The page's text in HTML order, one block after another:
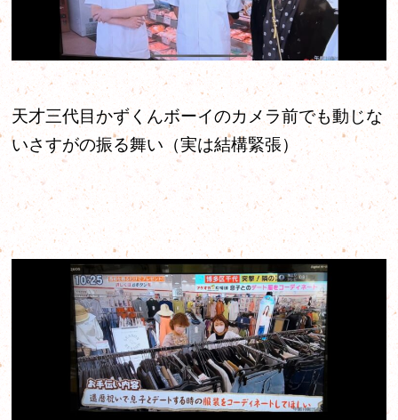
天才三代目かずくんボーイのカメラ前でも動じな
いさすがの振る舞い（実は結構緊張）